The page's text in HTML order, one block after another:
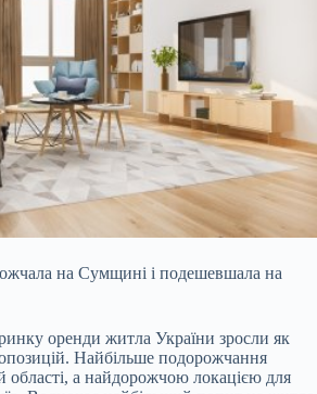
на Сумщині і подешевшала на
оренди житла України зросли як
Найбільше подорожчання
області, а найдорожчою локацією для